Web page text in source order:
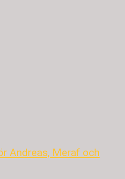
Andreas, Meraf och